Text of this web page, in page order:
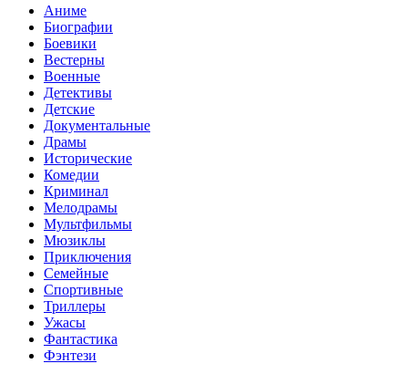
Аниме
Биографии
Боевики
Вестерны
Военные
Детективы
Детские
Документальные
Драмы
Исторические
Комедии
Криминал
Мелодрамы
Мультфильмы
Мюзиклы
Приключения
Семейные
Спортивные
Триллеры
Ужасы
Фантастика
Фэнтези